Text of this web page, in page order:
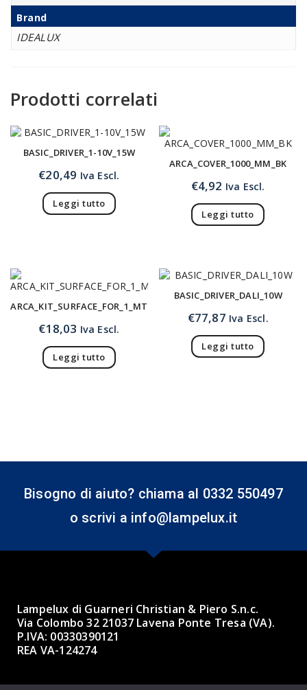
Brand
IDEALUX
Prodotti correlati
BASIC_DRIVER_1-10V_15W
€20,49 Iva Escl.
Leggi tutto
ARCA_COVER_1000_MM_BK
€4,92 Iva Escl.
Leggi tutto
ARCA_KIT_SURFACE_FOR_1_MT
€18,03 Iva Escl.
Leggi tutto
BASIC_DRIVER_DALI_10W
€77,87 Iva Escl.
Leggi tutto
Bisogno di aiuto? chiama al 0332 550497
o scrivi a info@lampelux.it
Lampelux di Guarneri Christian & Piero S.n.c.
Via Colombo 32 21037 Lavena Ponte Tresa (VA).
P.IVA: 00330390121
REA VA-124274